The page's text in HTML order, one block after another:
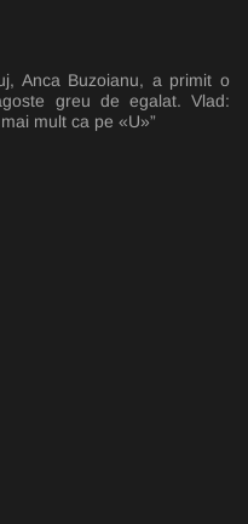
Anca Buzoianu, a primit o
greu de egalat. Vlad:
mult ca pe «U»”